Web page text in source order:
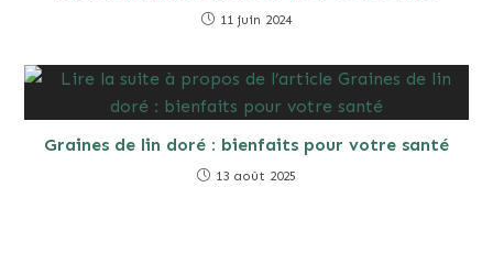
11 juin 2024
Graines de lin doré : bienfaits pour votre santé
13 août 2025